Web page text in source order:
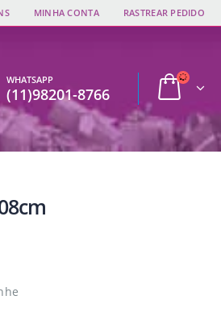
MINHA CONTA RASTREAR PEDIDO
WHATSAPP
(11)98201-8766